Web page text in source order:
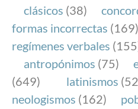
FundéuRAE es una
y la Real Academia
el buen uso del
Internet.
clásicos (38)
formas incorrectas (169)
regímenes verbales
antropónimos (75)
(649)
latinismos
neologismos (162)